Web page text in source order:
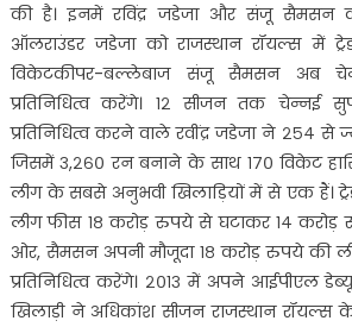
की है। इनमें रविंद्र जडेजा और संजू सैमसन
ऑलराउंडर जडेजा को राजस्थान रॉयल्स में
विकेटकीपर-बल्लेबाज संजू सैमसन अब
प्रतिनिधित्व करेंगे। १२ सीजन तक चेन्नई
प्रतिनिधित्व करने वाले रवींद्र जडेजा ने २५४
जिसमें ३,२६० रन बनाने के साथ १७० विकेट
लीग के सबसे अनुभवी खिलाड़ियों में से एक हैं।
लीग फीस १८ करोड़ रुपये से घटाकर १४ करोड़
ओर, सैमसन अपनी मौजूदा १८ करोड़ रुपये की
प्रतिनिधित्व करेंगे। २०१३ में अपने आईपीएल
खिलाड़ी ने अधिकांश सीजन राजस्थान रॉयल्स